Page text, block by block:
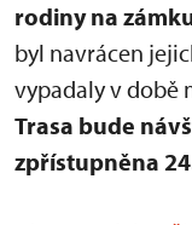
rodiny na
byl navrácen
vypadaly v době
Trasa bude
zpřístupněna